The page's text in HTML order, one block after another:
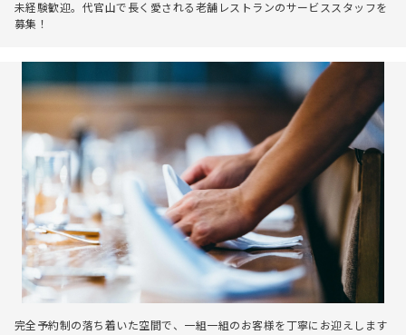
未経験歓迎。代官山で長く愛される老舗レストランのサービススタッフを
募集！
完全予約制の落ち着いた空間で、一組一組のお客様を丁寧にお迎えします